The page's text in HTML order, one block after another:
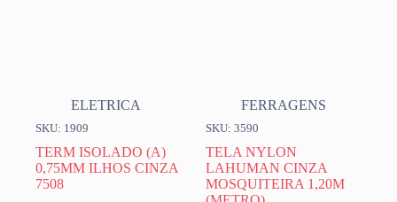
ELETRICA
SKU: 1909
TERM ISOLADO (A)
0,75MM ILHOS CINZA
7508
FERRAGENS
SKU: 3590
TELA NYLON
LAHUMAN CINZA
MOSQUITEIRA 1,20M